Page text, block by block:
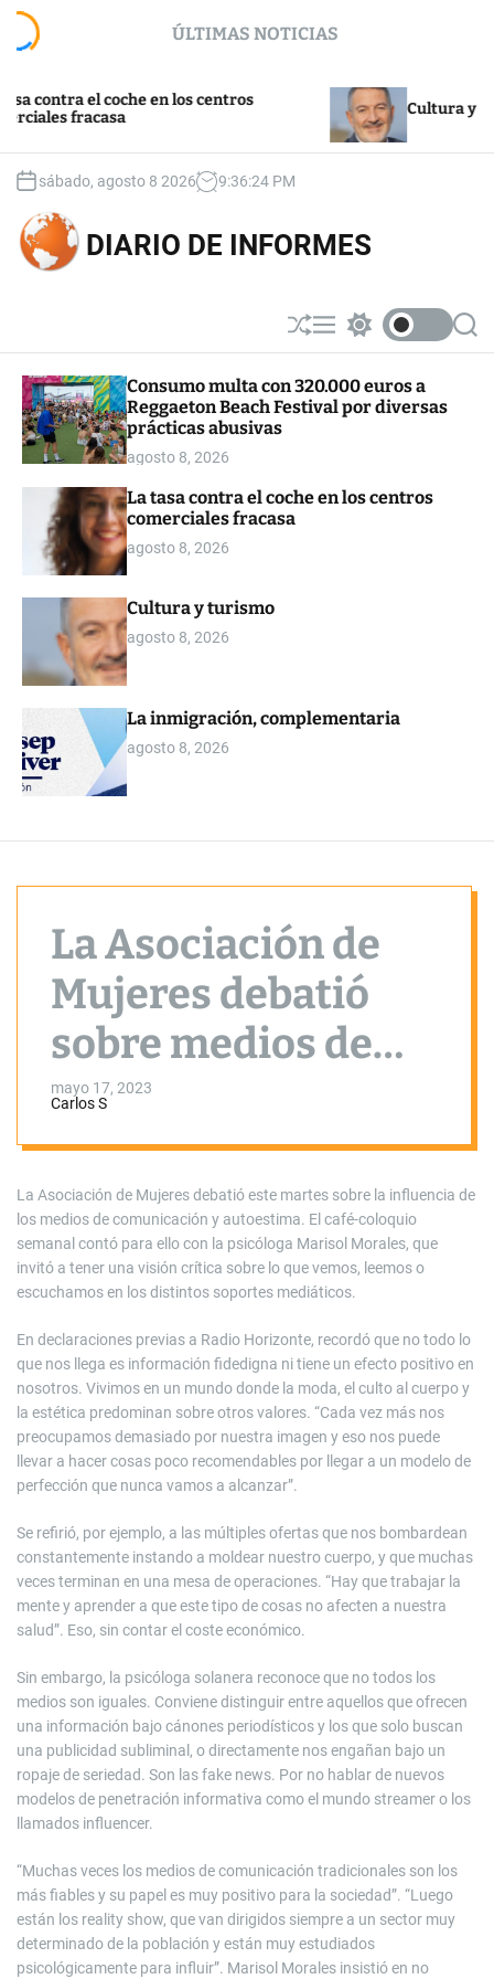
c
ÚLTIMAS NOTICIAS
el coche en los centros
fracasa
Cultura y turismo
sábado, agosto 8 2026 9:36:24 PM
DIARIO DE INFORMES
S
h
ff
l
M
e
u
w
t
c
o
S
e
Consumo multa con 320.000 euros a
Reggaeton Beach Festival por diversas
prácticas abusivas
agosto 8, 2026
La tasa contra el coche en los centros
comerciales fracasa
agosto 8, 2026
Cultura y turismo
agosto 8, 2026
La inmigración, complementaria
agosto 8, 2026
La Asociación de
Mujeres debatió
sobre medios de
comunicación:
«Hace falta una
visión crítica»
mayo 17, 2023
Carlos S
La Asociación de Mujeres debatió este martes sobre la influencia de
los medios de comunicación y autoestima. El café-coloquio
semanal contó para ello con la psicóloga Marisol Morales, que
invitó a tener una visión crítica sobre lo que vemos, leemos o
escuchamos en los distintos soportes mediáticos.
En declaraciones previas a Radio Horizonte, recordó que no todo lo
que nos llega es información fidedigna ni tiene un efecto positivo en
nosotros. Vivimos en un mundo donde la moda, el culto al cuerpo y
la estética predominan sobre otros valores. “Cada vez más nos
preocupamos demasiado por nuestra imagen y eso nos puede
llevar a hacer cosas poco recomendables por llegar a un modelo de
perfección que nunca vamos a alcanzar”.
Se refirió, por ejemplo, a las múltiples ofertas que nos bombardean
constantemente instando a moldear nuestro cuerpo, y que muchas
veces terminan en una mesa de operaciones. “Hay que trabajar la
mente y aprender a que este tipo de cosas no afecten a nuestra
salud”. Eso, sin contar el coste económico.
Sin embargo, la psicóloga solanera reconoce que no todos los
medios son iguales. Conviene distinguir entre aquellos que ofrecen
una información bajo cánones periodísticos y los que solo buscan
una publicidad subliminal, o directamente nos engañan bajo un
ropaje de seriedad. Son las fake news. Por no hablar de nuevos
modelos de penetración informativa como el mundo streamer o los
llamados influencer.
“Muchas veces los medios de comunicación tradicionales son los
más fiables y su papel es muy positivo para la sociedad”. “Luego
están los reality show, que van dirigidos siempre a un sector muy
determinado de la población y están muy estudiados
psicológicamente para influir”. Marisol Morales insistió en no